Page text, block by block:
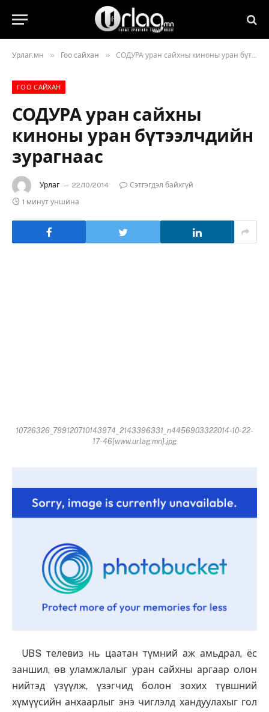
Урлаг.мн » Гоо сайхан » СОДУРА уран сайхны киноны уран бүтээлчдийн зурагнаас
ГОО САЙХАН
СОДУРА уран сайхны
киноны уран бүтээлчдийн
зурагнаас
Урлаг 22/10/2014
Сэтгэгдэл байхгүй
1 минут уншина
10726326_799120710143974_2143396331_n4456903322014-10-22-
17-46[www.urlag.mn].jpg
UBS телевиз нь цаатан түмний аж амьдрал, ёс
заншил, өв уламжлалыг уран сайхны аргаар олон
нийтэд үзүүлж, үзэгчид болон зохих түвшний
хүмүүсийн анхаарлыг энэ чиглэлд хандуулахыг гол